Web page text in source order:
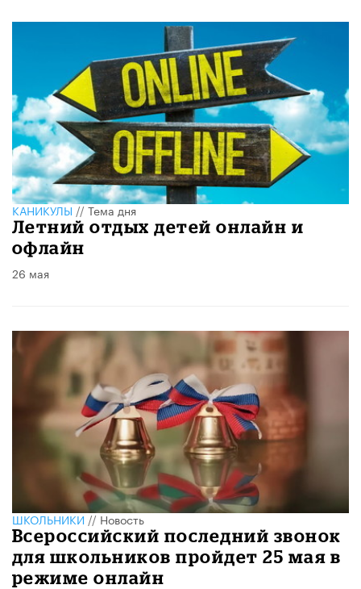
КАНИКУЛЫ//Тема дня
Летний отдых детей онлайн и
офлайн
26 мая
ШКОЛЬНИКИ//Новость
Всероссийский последний звонок
для школьников пройдет 25 мая в
режиме онлайн